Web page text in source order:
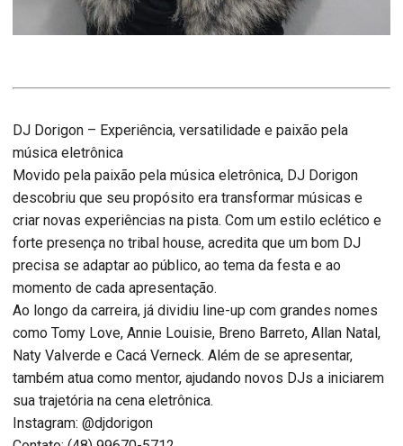
DJ Dorigon – Experiência, versatilidade e paixão pela
música eletrônica
Movido pela paixão pela música eletrônica, DJ Dorigon
descobriu que seu propósito era transformar músicas e
criar novas experiências na pista. Com um estilo eclético e
forte presença no tribal house, acredita que um bom DJ
precisa se adaptar ao público, ao tema da festa e ao
momento de cada apresentação.
Ao longo da carreira, já dividiu line-up com grandes nomes
como Tomy Love, Annie Louisie, Breno Barreto, Allan Natal,
Naty Valverde e Cacá Verneck. Além de se apresentar,
também atua como mentor, ajudando novos DJs a iniciarem
sua trajetória na cena eletrônica.
Instagram: @djdorigon